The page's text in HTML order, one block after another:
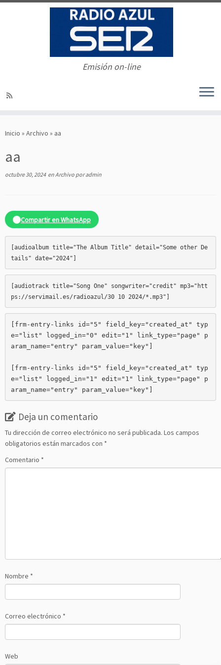
Emisión on-line
Inicio » Archivo » aa
aa
octubre 30, 2024enArchivo poradmin
Compartir en WhatsApp
[audioalbum title="The Album Title" detail="Some other De
[audiotrack title="Song One" songwriter="credit" mp3="htt
ps://servimail.es/radioazul/30 10 2024/*.mp3
[frm-entry-links id="5" field_key="created_at" typ
e="list" logged_in="0" edit="1" link_type="page" p
aram_name="entry" param_value="key"]
[frm-entry-links id="5" field_key="created_at" typ
e="list" logged_in="1" edit="1" link_type="page" p
aram_name="entry" param_value="key"]
Deja un comentario
Tu dirección de correo electrónico no será publicada. Los campos
obligatorios están marcados con *
Comentario *
Nombre *
Correo electrónico *
Web